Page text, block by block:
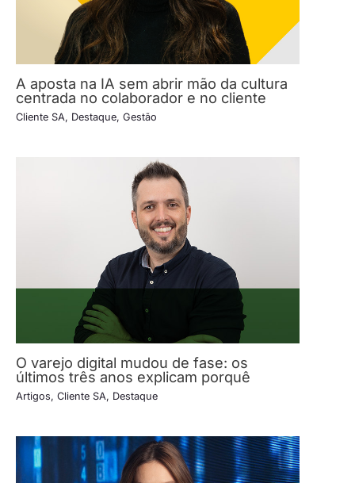
A aposta na IA sem abrir mão da cultura
centrada no colaborador e no cliente
Cliente SA, Destaque, Gestão
O varejo digital mudou de fase: os
últimos três anos explicam porquê
Artigos, Cliente SA, Destaque